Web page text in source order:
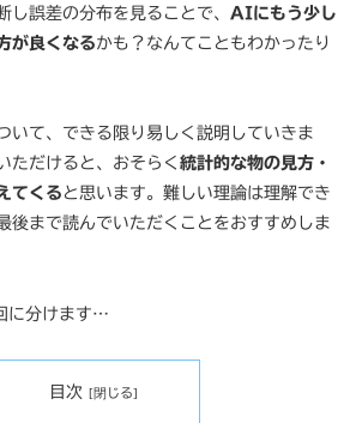
し誤差の分布を見ることで、 AIにもう少し
が良くなるかも？なんてこともわかったり
いて、できる限り易しく説明していきま
ただけると、おそらく 統計的な物の見方・
てくる と思います。難しい理論は理解でき
後まで読んでいただくことをおすすめしま
に分けます…
目次